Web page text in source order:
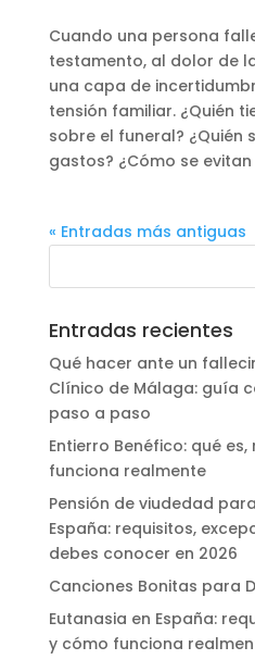
Cuando una persona
testamento, al dolor de
una capa de
tensión familiar. ¿Quién
sobre el funeral? ¿Quién
gastos? ¿Cómo se
« Entradas más antiguas
Entradas recientes
Qué hacer ante un
Clínico de Málaga: guía
paso a paso
Entierro Benéfico: qué
funciona realmente
Pensión de viudedad
España: requisitos,
debes conocer en 2026
Canciones Bonitas para
Eutanasia en España:
y cómo funciona